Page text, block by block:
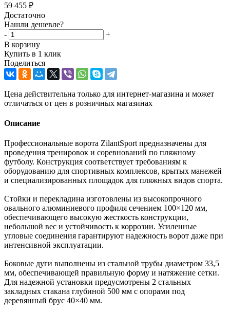
59 455 ₽
Достаточно
Нашли дешевле?
-
+
В корзину
Купить в 1 клик
Поделиться
Цена действительна только для интернет-магазина и может
отличаться от цен в розничных магазинах
Описание
Профессиональные ворота ZilantSport предназначены для
проведения тренировок и соревнований по пляжному
футболу. Конструкция соответствует требованиям к
оборудованию для спортивных комплексов, крытых манежей
и специализированных площадок для пляжных видов спорта.
Стойки и перекладина изготовлены из высокопрочного
овального алюминиевого профиля сечением 100×120 мм,
обеспечивающего высокую жесткость конструкции,
небольшой вес и устойчивость к коррозии. Усиленные
угловые соединения гарантируют надежность ворот даже при
интенсивной эксплуатации.
Боковые дуги выполнены из стальной трубы диаметром 33,5
мм, обеспечивающей правильную форму и натяжение сетки.
Для надежной установки предусмотрены 2 стальных
закладных стакана глубиной 500 мм с опорами под
деревянный брус 40×40 мм.